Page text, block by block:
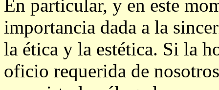
En particular, y en este
importancia dada a la
la ética y la estética. Si la
oficio requerida de